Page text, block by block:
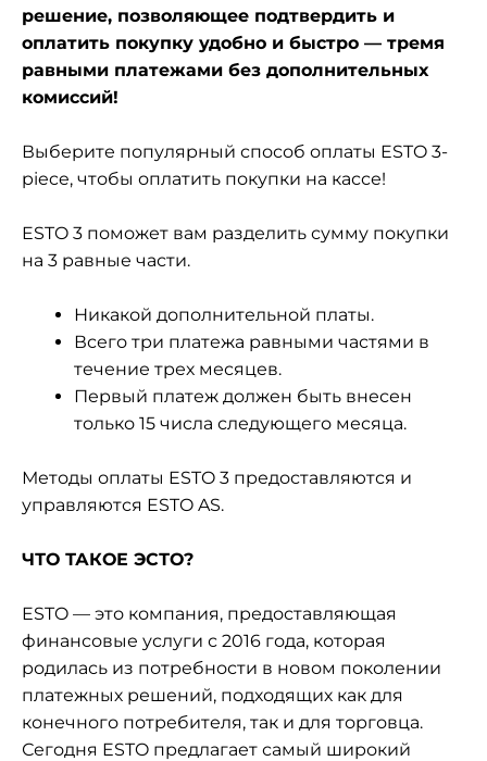
решение, позволяющее подтвердить и
оплатить покупку удобно и быстро — тремя
равными платежами без дополнительных
комиссий!
Выберите популярный способ оплаты ESTO 3-
piece, чтобы оплатить покупки на кассе!
ESTO 3 поможет вам разделить сумму покупки
на 3 равные части.
Никакой дополнительной платы.
Всего три платежа равными частями в
течение трех месяцев.
Первый платеж должен быть внесен
только 15 числа следующего месяца.
Методы оплаты ESTO 3 предоставляются и
управляются ESTO AS.
ЧТО ТАКОЕ ЭСТО?
ESTO — это компания, предоставляющая
финансовые услуги с 2016 года, которая
родилась из потребности в новом поколении
платежных решений, подходящих как для
конечного потребителя, так и для торговца.
Сегодня ESTO предлагает самый широкий